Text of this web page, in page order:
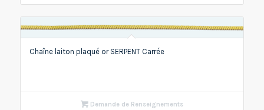
Chaîne laiton plaqué or SERPENT Carrée
Demande de Renseignements